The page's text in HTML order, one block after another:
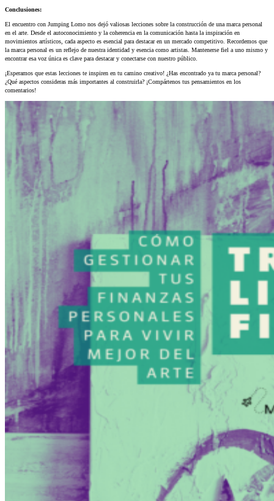
Conclusiones:
El encuentro con Jumping Lomo nos dejó valiosas lecciones sobre la construcción de una marca personal
en el arte. Desde el autoconocimiento y la coherencia en la comunicación hasta la inspiración en
movimientos artísticos, cada aspecto es esencial para destacar en un mercado competitivo. Recordemos que
la marca personal es un reflejo de nuestra identidad y esencia como artistas. Mantenerse fiel a uno mismo y
encontrar esa voz única es clave para destacar y conectarse con nuestro público.
¡Esperamos que estas lecciones te inspiren en tu camino creativo! ¿Has encontrado ya tu marca personal?
¿Qué aspectos consideras más importantes al construirla? ¡Compártenos tus pensamientos en los
comentarios!